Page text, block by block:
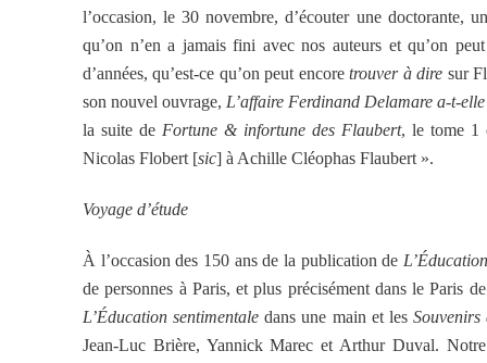
l’occasion, le 30 novembre, d’écouter une doctorante,
qu’on n’en a jamais fini avec nos auteurs et qu’on
d’années, qu’est-ce qu’on peut encoretrouver à dire sur
son nouvel ouvrage, L’affaire Ferdinand Delamare a-t-
la suite de Fortune & infortune des Flaubert, le tome 1
Nicolas Flobert [sic] à Achille Cléophas Flaubert ».
Voyage d’étude
À l’occasion des 150 ans de la publication de
de personnes à Paris, et plus précisément dans leParis
L’Éducation sentimentaledans une main et les
Jean-Luc Brière, Yannick Marec et Arthur Duval.